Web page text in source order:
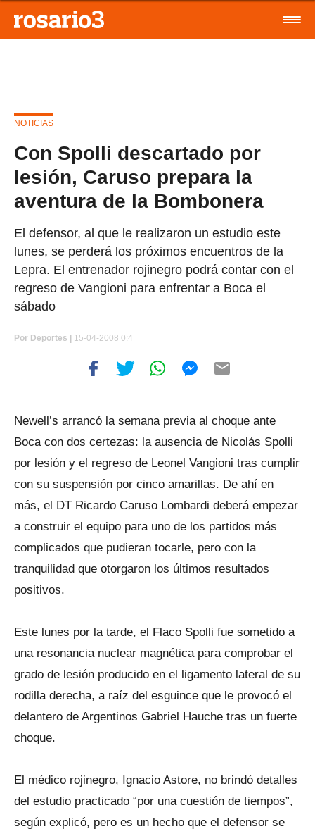
NOTICIAS
Con Spolli descartado por
lesión, Caruso prepara la
aventura de la Bombonera
El defensor, al que le realizaron un estudio este
lunes, se perderá los próximos encuentros de la
Lepra. El entrenador rojinegro podrá contar con el
regreso de Vangioni para enfrentar a Boca el
sábado
Por Deportes | 15-04-2008 0:4
Newell’s arrancó la semana previa al choque ante
Boca con dos certezas: la ausencia de Nicolás Spolli
por lesión y el regreso de Leonel Vangioni tras cumplir
con su suspensión por cinco amarillas. De ahí en
más, el DT Ricardo Caruso Lombardi deberá empezar
a construir el equipo para uno de los partidos más
complicados que pudieran tocarle, pero con la
tranquilidad que otorgaron los últimos resultados
positivos.
Este lunes por la tarde, el Flaco Spolli fue sometido a
una resonancia nuclear magnética para comprobar el
grado de lesión producido en el ligamento lateral de su
rodilla derecha, a raíz del esguince que le provocó el
delantero de Argentinos Gabriel Hauche tras un fuerte
choque.
El médico rojinegro, Ignacio Astore, no brindó detalles
del estudio practicado “por una cuestión de tiempos”,
según explicó, pero es un hecho que el defensor se